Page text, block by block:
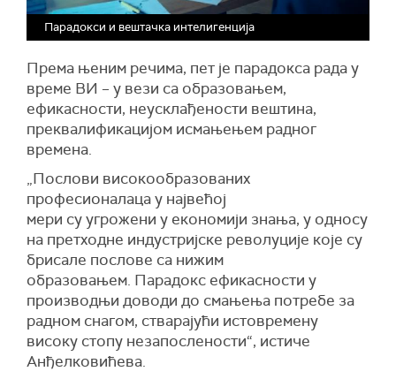
Парадокси и вештачка интелигенција
Према њеним речима, пет је парадокса рада у
време ВИ – у вези са образовањем,
ефикасности, неусклађености вештина,
преквалификацијом исмањењем радног
времена.
„Послови високообразованих
професионалаца у највећој
мери су угрожени у економији знања, у односу
на претходне индустријске револуције које су
брисале послове са нижим
образовањем. Парадокс ефикасности у
производњи доводи до смањења потребе за
радном снагом, стварајући истовремену
високу стопу незапослености“, истиче
Анђелковићева.